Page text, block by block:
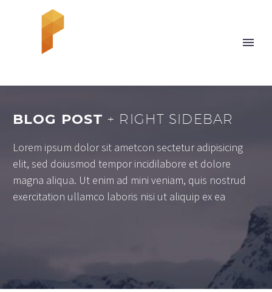
BLOG POST+ RIGHT SIDEBAR
Lorem ipsum dolor sit ametcon sectetur adipisicing
elit, sed doiusmod tempor incidilabore et dolore
magna aliqua. Ut enim ad mini veniam, quis nostrud
exercitation ullamco laboris nisi ut aliquip ex ea